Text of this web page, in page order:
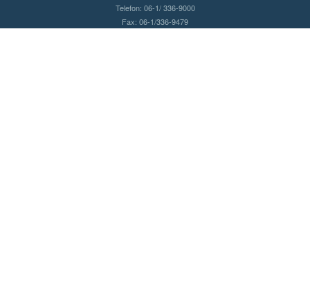
Telefon: 06-1/ 336-9000
Fax: 06-1/336-9479